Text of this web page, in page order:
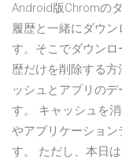
Android版Chromの
履歴と一緒にダウ
す。そこでダウン
歴だけを削除する
ッシュとアプリの
す。 キャッシュを
やアプリケーション
す。 ただし、本日